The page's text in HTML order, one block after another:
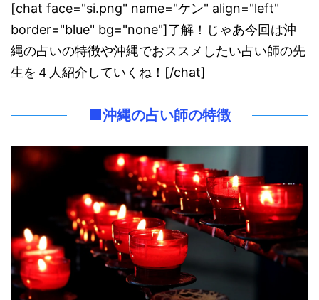
[chat face="si.png" name="ケン" align="left"
border="blue" bg="none"]了解！じゃあ今回は沖
縄の占いの特徴や沖縄でおススメしたい占い師の先
生を４人紹介していくね！[/chat]
■沖縄の占い師の特徴